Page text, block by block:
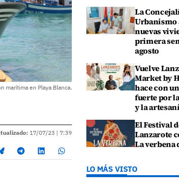
marítima en Playa Blanca.
17/07/23 | 7:39
La
Urbanismo
nuevas
primera
agosto
Vuelve
Market by
hace con
fuerte por
y la
El Festival
Lanzarote
La verbena
LO MÁS VISTO